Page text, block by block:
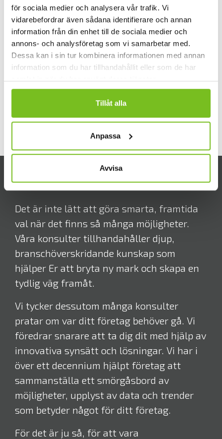
för sociala medier och analysera vår trafik. Vi
vidarebefordrar även sådana identifierare och annan
information från din enhet till de sociala medier och
annons- och analysföretag som vi samarbetar med.
Dessa kan i sin tur kombinera informationen med annan
information som du har tillhandahållit eller som de har
samlat in när du har använt deras tjänster.
Tillåt alla
Anpassa
Avvisa
tillhandahåller service, uppgraderingar
och reservdelar. Renholmen AB startade
1952 och ingår i ARA Technology Group
som ägs av Storskogen AB.
MER OM RENHOLMEN
Vi har varit där du är.
Det är inte lätt att göra smarta, framtida
val när det finns så många möjligheter.
Våra konsulter tillhandahåller djup,
branschöverskridande kunskap som
hjälper Er att bryta ny mark och skapa en
tydlig väg framåt.
Vi tycker dessutom många konsulter
pratar om var ditt företag behöver gå. Vi
föredrar snarare att ta dig dit med hjälp av
innovativa synsätt och lösningar. Vi har i
över ett decennium hjälpt företag att
sammanställa ett smörgåsbord av
möjligheter, upplyst av data och trender
som betyder något för ditt företag.
För det är ju så, för att vara